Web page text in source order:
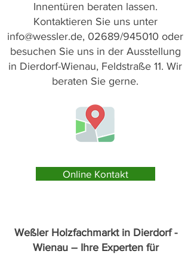
Innentüren beraten lassen.
Kontaktieren Sie uns unter
info@wessler.de, 02689/945010 oder
besuchen Sie uns in der Ausstellung
in Dierdorf-Wienau, Feldstraße 11. Wir
beraten Sie gerne.
Online Kontakt
Weßler Holzfachmarkt in Dierdorf -
Wienau – Ihre Experten für